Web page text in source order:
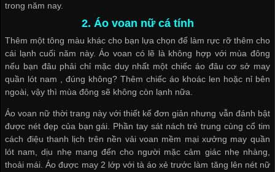
trong năm nay.
2. Áo voan nữ cá tính
Thêm một tông màu khác cho bạn lựa chọn để làm rực rỡ thêm cho
cái lạnh cuối năm này. Áo voan có lẽ là không hợp với mùa đông
nếu bạn đâu phải chỉ mặc duy nhất một chiếc áo đâucơ sở may
quần lót nam , đúng không? Thêm chiếc áo khoác len hoặc nỉ bên
ngoài, vậy thì mùa đông sẽ không còn lạnh nữa.
Áo voan nữ thời trang này với thiết kế đơn giản nhưng vẫn đánh bật
được nét đẹp của bạn gái. Phần tay sát nách trẻ trung cùng cổ tim
cách điệu thanh lịch trên nền vải voan mềm mạixưởng may quần
lót nam , dịu nhẹ mang đến cho người mặc cảm giác nhẹ nhàng,
thoải mái. Áo được may 2 lớp với tà áo xẻ trước làm tăng lên nét nữ